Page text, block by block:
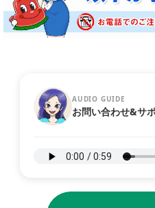
AUDIO GUIDE
お問い合わせ&サ